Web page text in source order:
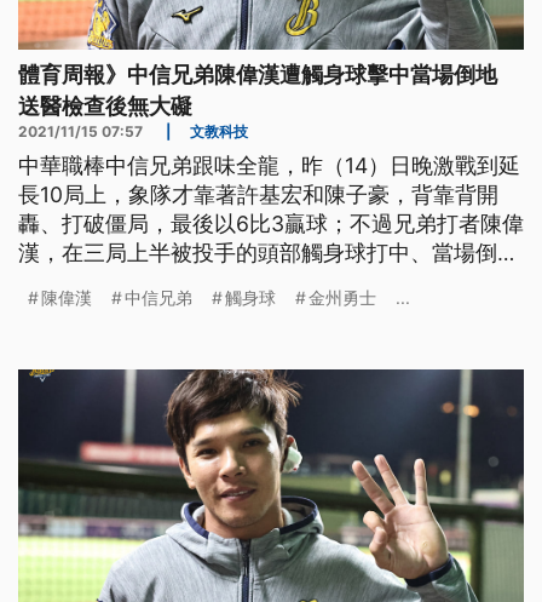
體育周報》中信兄弟陳偉漢遭觸身球擊中當場倒地
送醫檢查後無大礙
2021/11/15 07:57 文教科技
中華職棒中信兄弟跟味全龍，昨（14）日晚激戰到延
長10局上，象隊才靠著許基宏和陳子豪，背靠背開
轟、打破僵局，最後以6比3贏球；不過兄弟打者陳偉
漢，在三局上半被投手的頭部觸身球打中、當場倒
家報平安。
陳偉漢 中信兄弟 觸身球 金州勇士 ...